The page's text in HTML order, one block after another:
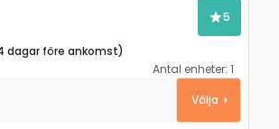
5
dagar före ankomst)
Antal enheter: 1
Välja